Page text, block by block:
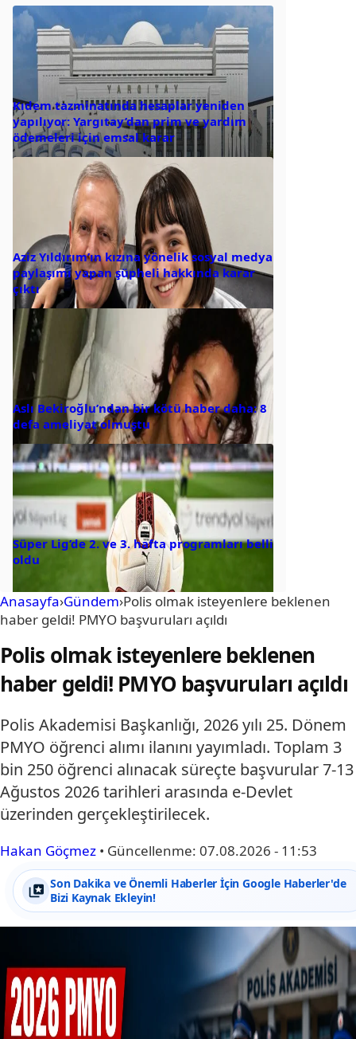
Kıdem tazminatında hesaplar yeniden
yapılıyor: Yargıtay’dan prim ve yardım
ödemeleri için emsal karar
Aziz Yıldırım’ın kızına yönelik sosyal medya
paylaşımı yapan şüpheli hakkında karar
çıktı
Aslı Bekiroğlu’ndan bir kötü haber daha: 8
defa ameliyat olmuştu
Süper Lig’de 2. ve 3. hafta programları belli
oldu
Anasayfa›Gündem›Polis olmak isteyenlere beklenen
haber geldi! PMYO başvuruları açıldı
Polis olmak isteyenlere beklenen
haber geldi! PMYO başvuruları açıldı
Polis Akademisi Başkanlığı, 2026 yılı 25. Dönem
PMYO öğrenci alımı ilanını yayımladı. Toplam 3
bin 250 öğrenci alınacak süreçte başvurular 7-13
Ağustos 2026 tarihleri arasında e-Devlet
üzerinden gerçekleştirilecek.
Hakan Göçmez • Güncellenme: 07.08.2026 - 11:53
Son Dakika ve Önemli Haberler İçin Google Haberler'de
Bizi Kaynak Ekleyin!